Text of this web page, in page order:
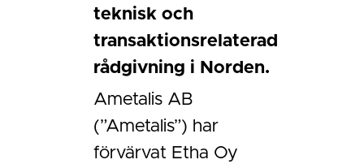
teknisk och
transaktionsrelaterad
rådgivning i Norden.
Ametalis AB
(”Ametalis”) har
förvärvat Etha Oy